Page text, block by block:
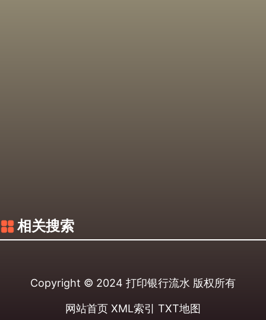
相关搜索
Copyright © 2024 打印银行流水 版权所有
网站首页 XML索引 TXT地图